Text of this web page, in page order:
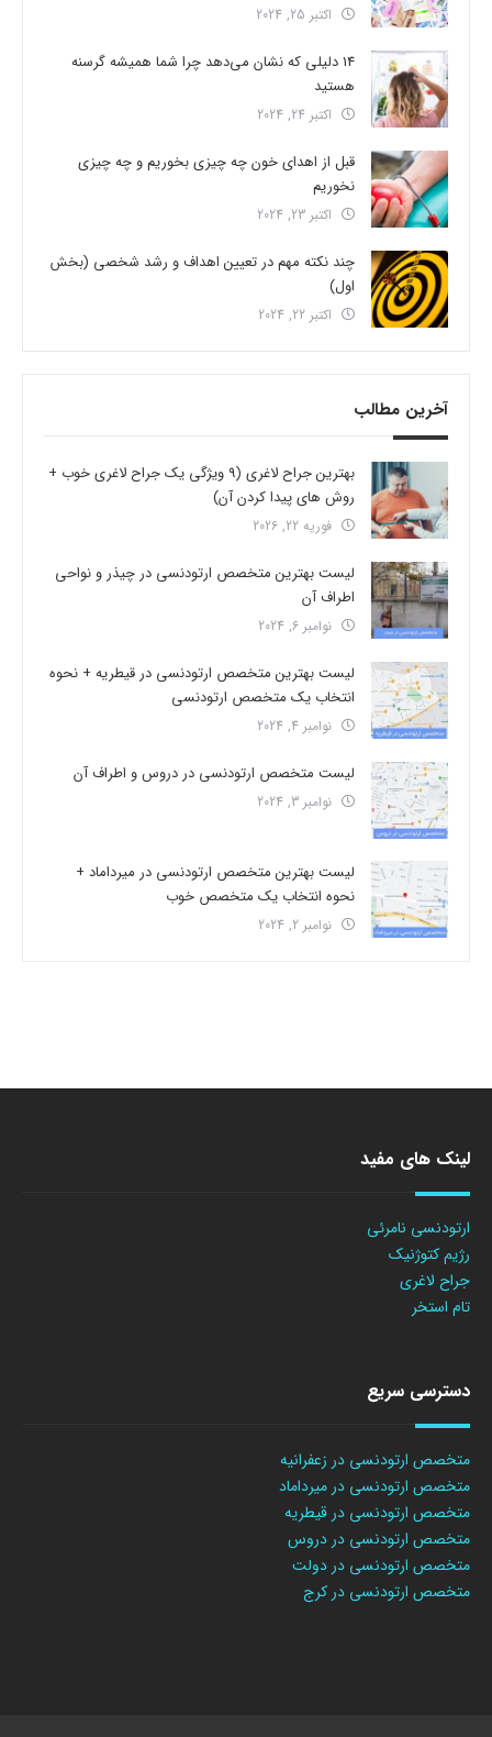
اکتبر 25, 2024
14 دلیلی که نشان می‌دهد چرا شما همیشه گرسنه
هستید
اکتبر 24, 2024
قبل از اهدای خون چه چیزی بخوریم و چه چیزی
نخوریم
اکتبر 23, 2024
چند نکته مهم در تعیین اهداف و رشد شخصی (بخش
اول)
اکتبر 22, 2024
آخرین مطالب
بهترین جراح لاغری (9 ویژگی یک جراح لاغری خوب +
روش های پیدا کردن آن)
فوریه 22, 2026
لیست بهترین متخصص ارتودنسی در چیذر و نواحی
اطراف آن
نوامبر 6, 2024
لیست بهترین متخصص ارتودنسی در قیطریه + نحوه
انتخاب یک متخصص ارتودنسی
نوامبر 4, 2024
لیست متخصص ارتودنسی در دروس و اطراف آن
نوامبر 3, 2024
لیست بهترین متخصص ارتودنسی در میرداماد +
نحوه انتخاب یک متخصص خوب
نوامبر 2, 2024
لینک های مفید
ارتودنسی نامرئی
رژیم کتوژنیک
جراح لاغری
تام استخر
دسترسی سریع
متخصص ارتودنسی در زعفرانیه
متخصص ارتودنسی در میرداماد
متخصص ارتودنسی در قیطریه
متخصص ارتودنسی در دروس
متخصص ارتودنسی در دولت
متخصص ارتودنسی در کرج